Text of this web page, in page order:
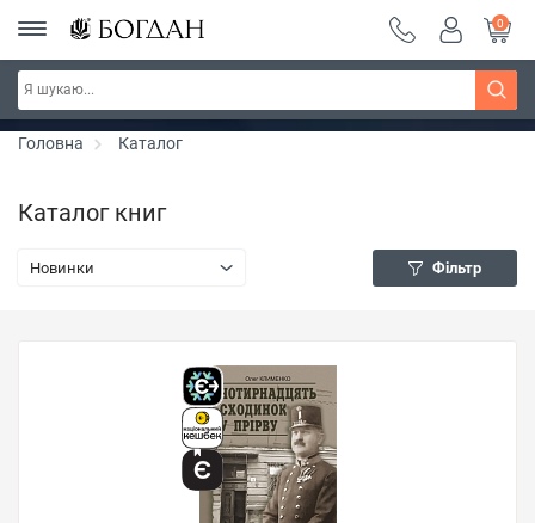
РОЗПРОДАЖ ~ 150 грн ~ 200 грн ~ 250 грн ~
300 грн ~ РОЗПРОДАЖ
Дізнатись більше
0
Головна Каталог
Каталог книг
Новинки Фільтр